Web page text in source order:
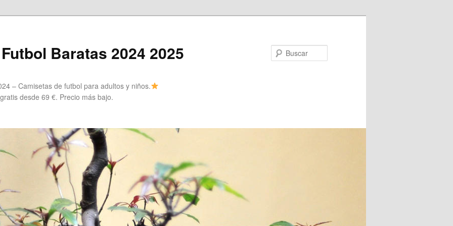
Baratas 2024 2025
– Camisetas de futbol para adultos y niños.
desde 69 €. Precio más bajo.